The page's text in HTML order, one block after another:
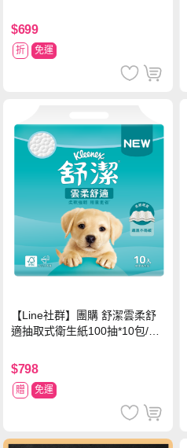
$699
折 免運
【Line社群】團購 舒潔雲柔舒
適抽取式衛生紙100抽*10包/6
$798
贈 免運